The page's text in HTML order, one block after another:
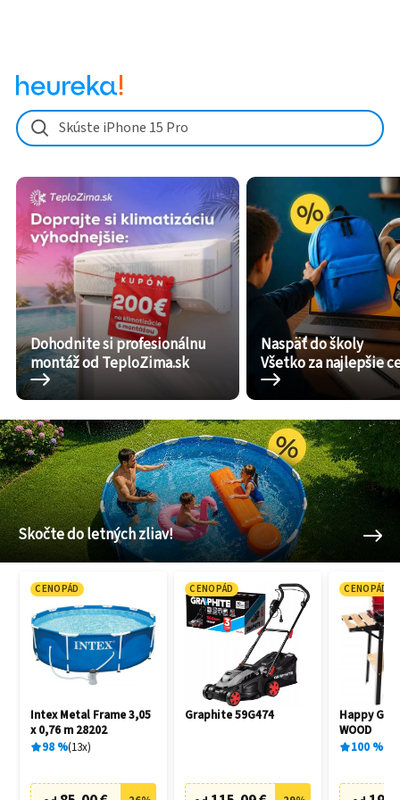
Skúste iPhone 15 Pro
Dohodnite si profesionálnu
montáž od TeploZima.sk
Naspäť do školy
Všetko za najlepšie
Skočte do letných zliav!
CENOPÁD
Intex Metal Frame 3,05
x 0,76 m 28202
98% 13x
CENOPÁD
Graphite 59G474
CENOPÁD
Happy
WOOD
100%